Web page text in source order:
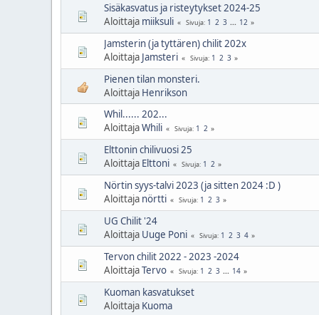
Sisäkasvatus ja risteytykset 2024-25
Aloittaja miiksuli Sivuja 1 2 3 ... 12
Jamsterin (ja tyttären) chilit 202x
Aloittaja Jamsteri Sivuja 1 2 3
Pienen tilan monsteri.
Aloittaja Henrikson
Whil...... 202...
AloittajaWhili Sivuja 1 2
Elttonin chilivuosi 25
Aloittaja Elttoni Sivuja 1 2
Nörtin syys-talvi 2023 (ja sitten 2024 :D )
Aloittaja nörtti Sivuja 1 2 3
UG Chilit '24
Aloittaja Uuge Poni Sivuja 1 2 3 4
Tervon chilit 2022 - 2023 -2024
AloittajaTervo Sivuja 1 2 3 ... 14
Kuoman kasvatukset
Aloittaja Kuoma